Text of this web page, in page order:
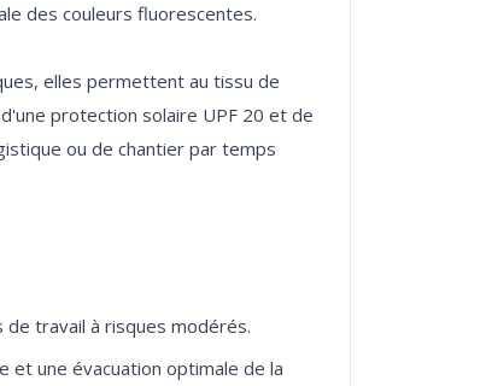
des couleurs fluorescentes.
elles permettent au tissu de
protection solaire UPF 20 et de
ou de chantier par temps
de travail à risques modérés.
et une évacuation optimale de la